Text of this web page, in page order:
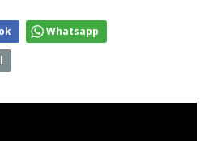
Whatsapp